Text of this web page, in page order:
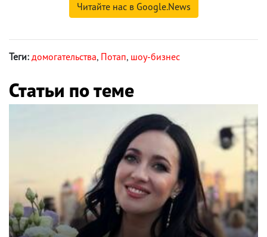
Читайте нас в Google.News
Теги: домогательства, Потап, шоу-бизнес
Статьи по теме